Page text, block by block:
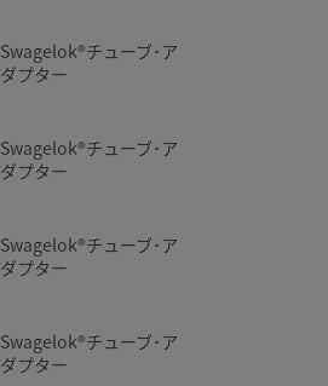
Swagelok®チューブ･ア
ダプター
Swagelok®チューブ･ア
ダプター
Swagelok®チューブ･ア
ダプター
Swagelok®チューブ･ア
ダプター